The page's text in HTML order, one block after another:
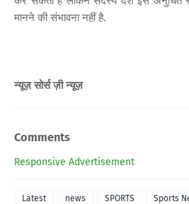
मानने की संभावना नहीं है.
न्यूज़ सोर्स ज़ी न्यूज़
Comments
Responsive Advertisement
Latest news SPORTS Sports